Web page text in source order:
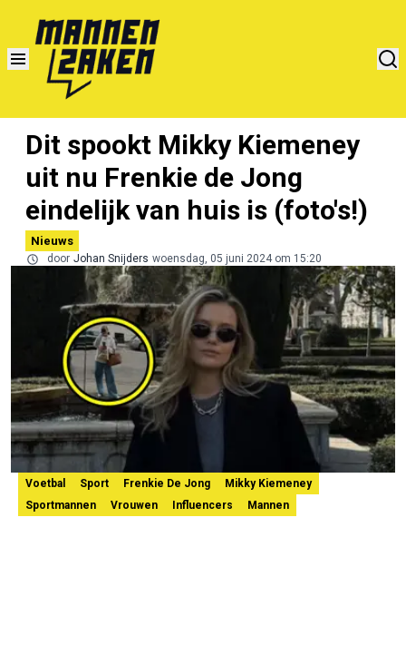
Dit spookt Mikky Kiemeney
uit nu Frenkie de Jong
eindelijk van huis is (foto's!)
Nieuws
door Johan Snijders woensdag, 05 juni 2024 om 15:20
Voetbal Sport Frenkie De Jong
Mikky Kiemeney
Sportmannen
Vrouwen Influencers Mannen